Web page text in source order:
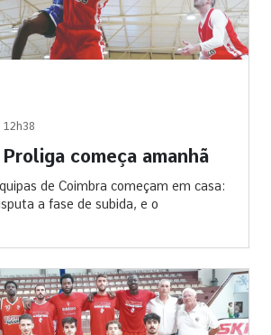
12h38
começa amanhã
de Coimbra começam em casa:
a fase de subida, e o